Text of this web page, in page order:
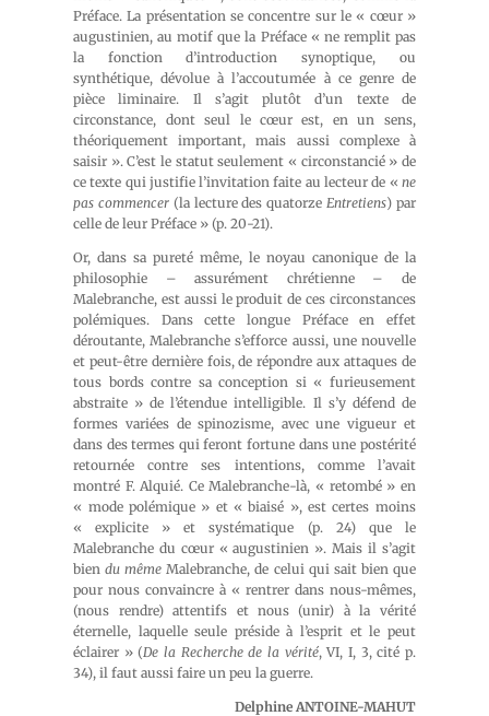
Préface. La présentation se concentre sur le « cœur »
augustinien, au motif que la Préface « ne remplit pas
la fonction d’introduction synoptique, ou
synthétique, dévolue à l’accoutumée à ce genre de
pièce liminaire. Il s’agit plutôt d’un texte de
circonstance, dont seul le cœur est, en un sens,
théoriquement important, mais aussi complexe à
saisir ». C’est le statut seulement « circonstancié » de
ce texte qui justifie l’invitation faite au lecteur de « ne
pas commencer (la lecture des quatorzeEntretiens) par
celle de leur Préface » (p. 20-21).
Or, dans sa pureté même, le noyau canonique de la
philosophie – assurément chrétienne – de
Malebranche, est aussi le produit de ces circonstances
polémiques. Dans cette longue Préface en effet
déroutante, Malebranche s’efforce aussi, une nouvelle
et peut-être dernière fois, de répondre aux attaques de
tous bords contre sa conception si « furieusement
abstraite » de l’étendue intelligible. Il s’y défend de
formes variées de spinozisme, avec une vigueur et
dans des termes qui feront fortune dans une postérité
retournée contre ses intentions, comme l’avait
montré F. Alquié. Ce Malebranche-là, « retombé » en
« mode polémique » et « biaisé », est certes moins
« explicite » et systématique (p. 24) que le
Malebranche du cœur « augustinien ». Mais il s’agit
biendu même Malebranche, de celui qui sait bien que
pour nous convaincre à « rentrer dans nous-mêmes,
(nous rendre) attentifs et nous (unir) à la vérité
éternelle, laquelle seule préside à l’esprit et le peut
éclairer » (De la Recherche de la vérité, VI, I, 3, cité p.
34), il faut aussi faire un peu la guerre.
Delphine ANTOINE-MAHUT